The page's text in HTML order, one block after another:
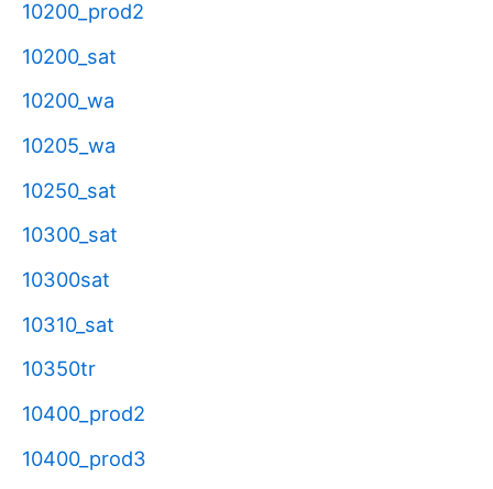
10200_prod2
10200_sat
10200_wa
10205_wa
10250_sat
10300_sat
10300sat
10310_sat
10350tr
10400_prod2
10400_prod3